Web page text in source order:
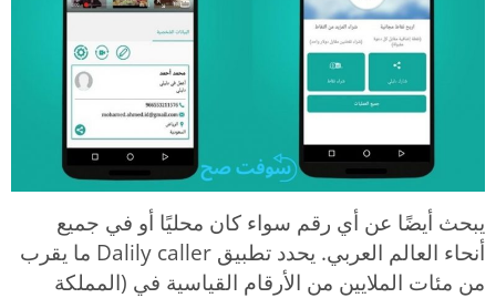
يبحث أيضًا عن أي رقم سواء كان محليًا أو في جميع
أنحاء العالم العربي. يحدد تطبيق Dalily caller ما يقرب
من مئات الملايين من الأرقام القياسية في (المملكة